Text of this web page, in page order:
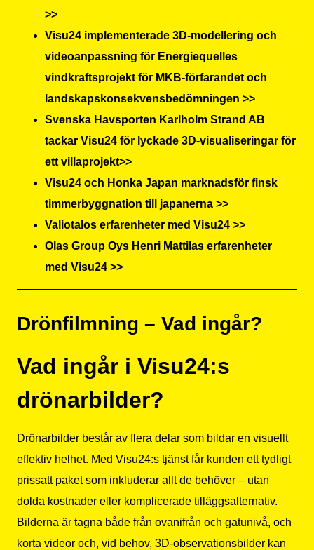
>>
Visu24 implementerade 3D-modellering och
videoanpassning för Energiequelles
vindkraftsprojekt för MKB-förfarandet och
landskapskonsekvensbedömningen >>
Svenska Havsporten Karlholm Strand AB
tackar Visu24 för lyckade 3D-visualiseringar för
ett villaprojekt>>
Visu24 och Honka Japan marknadsför finsk
timmerbyggnation till japanerna >>
Valiotalos erfarenheter med Visu24 >>
Olas Group Oys Henri Mattilas erfarenheter
med Visu24 >>
Drönfilmning – Vad ingår?
Vad ingår i Visu24:s
drönarbilder?
Drönarbilder består av flera delar som bildar en visuellt
effektiv helhet. Med Visu24:s tjänst får kunden ett tydligt
prissatt paket som inkluderar allt de behöver – utan
dolda kostnader eller komplicerade tilläggsalternativ.
Bilderna är tagna både från ovanifrån och gatunivå, och
korta videor och, vid behov, 3D-observationsbilder kan